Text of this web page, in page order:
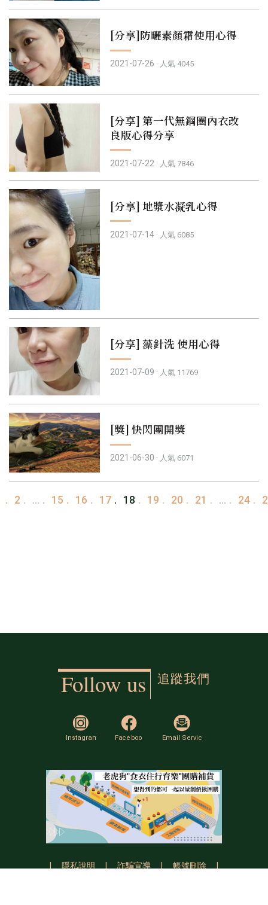
[分享]防曬素顏霜使用心得
2021-07-26 · 人氣 4045
[分享] 第一代無鋼圈內衣改
良版心得分享
2021-07-22 · 人氣 7846
[分享] 地漿水凝乳心得
2021-07-14 · 人氣 6085
[分享] 藻針洗 使用心得
2021-07-09 · 人氣 11769
[獎] 快閃團開獎
2021-06-30 · 人氣 6071
2 ... 15 16 17 18 19 20 21 ... 24
Follow us 追蹤我們
隱私說明 詐騙宣導 帳號刪除